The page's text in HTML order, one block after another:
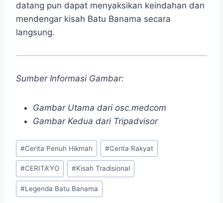
datang pun dapat menyaksikan keindahan dan
mendengar kisah Batu Banama secara
langsung.
Sumber Informasi Gambar:
Gambar Utama dari osc.medcom
Gambar Kedua dari Tripadvisor
Post
Tags:
#Cerita Penuh Hikmah #Cerita Rakyat
#CERITA'YO #Kisah Tradisional
#Legenda Batu Banama